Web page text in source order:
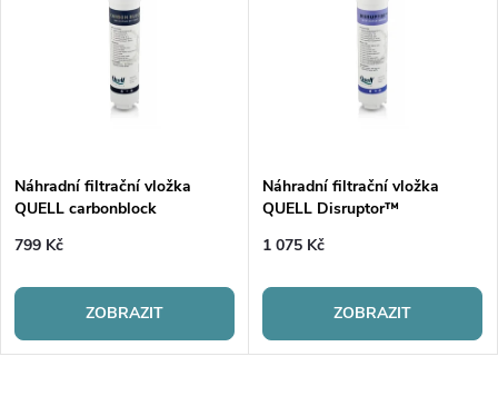
Náhradní filtrační vložka
QUELL carbonblock
799 Kč
ZOBRAZIT
Náhradní filtrační vložka
QUELL Disruptor™
1 075 Kč
ZOBRAZIT